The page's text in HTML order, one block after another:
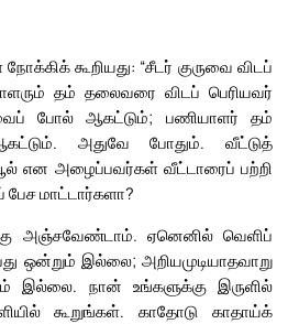
கூறியது: “சீடர் குருவை விடப்
தம் தலைவரை விடப் பெரியவர்
போல் ஆகட்டும்; பணியாளர் தம்
அதுவே போதும். வீட்டுத்
என அழைப்பவர்கள் வீட்டாரைப் பற்றி
மாட்டார்களா?
அஞ்சவேண்டாம். ஏனெனில் வெளிப்
ஒன்றும் இல்லை; அறியமுடியாதவாறு
இல்லை. நான் உங்களுக்கு இருளில்
கூறுங்கள். காதோடு காதாய்க்